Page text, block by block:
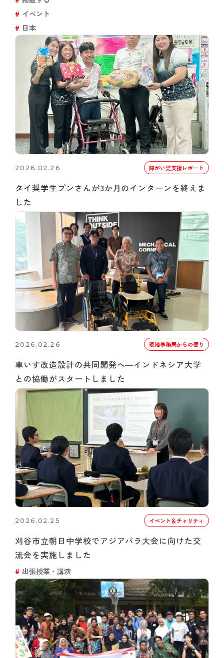
イベント
日本
2026.02.26 障がい児支援レポート
タイ奨学生プンさんが3か月のインターンを終えま
した
2026.02.26 現地事務局からの便り
車いす改造設計の共同開発へ―インドネシア大学
との協働がスタートしました
2026.02.25 イベント＆チャリティ
刈谷市立朝日中学校でアジアパラ大会に向けた交
流会を実施しました
出張授業・講演